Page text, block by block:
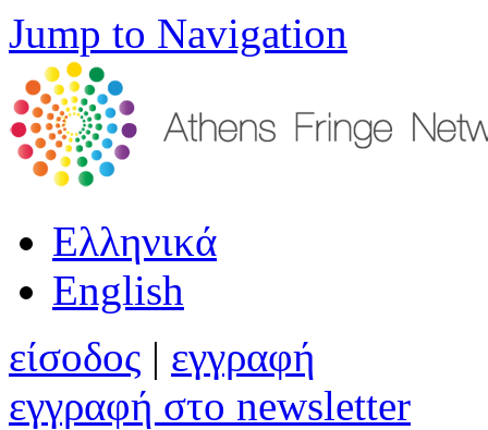
Jump to Navigation
Ελληνικά
English
είσοδος | εγγραφή
εγγραφή στο newsletter